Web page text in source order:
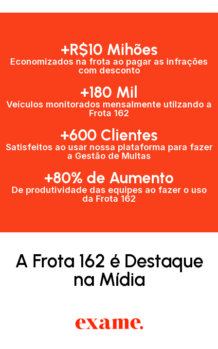
+R$10 Mihões
Economizados na frota ao pagar as infrações
com desconto
+180 Mil
Veículos monitorados mensalmente utilzando a
Frota 162
+600 Clientes​
Satisfeitos ao usar nossa plataforma para fazer
a Gestão de Multas​
+80% de Aumento
De produtividade das equipes ao fazer o uso
da Frota 162​
A Frota 162 é Destaque
na Mídia